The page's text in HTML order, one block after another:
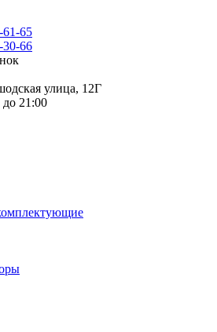
65
66
улица, 12Г
21:00